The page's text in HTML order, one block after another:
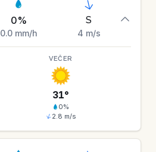
0%
0.0mm/h
S
4 m/s
VEČER
31°
0%
2.8 m/s